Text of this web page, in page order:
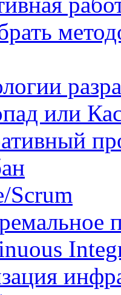
или
Scrum